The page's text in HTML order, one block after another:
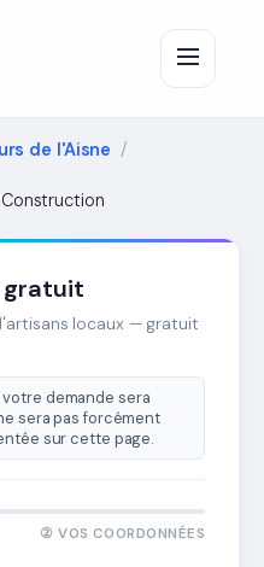
de l'Aisne
gratuit
locaux — gratuit
demande sera
sera pas forcément
sur cette page.
② VOS COORDONNÉES